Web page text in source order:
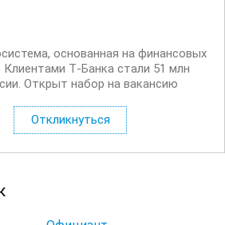
основанная на финансовых
Клиентами Т‑Банка стали 51 млн
Открыт набор на вакансию
клиентов по
на входящих звонках...
Откликнуться